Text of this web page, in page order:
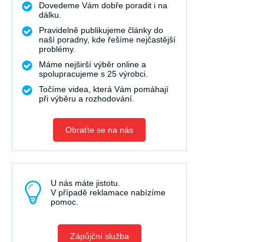
Dovedeme Vám dobře poradit i na
dálku.
Pravidelně publikujeme články do
naší poradny, kde řešíme nejčastější
problémy.
Máme nejširší výběr online a
spolupracujeme s 25 výrobci.
Točíme videa, která Vám pomáhají
při výběru a rozhodování.
Obraťte se na nás
U nás máte jistotu.
V případě reklamace nabízíme
pomoc.
Zápůjční služba